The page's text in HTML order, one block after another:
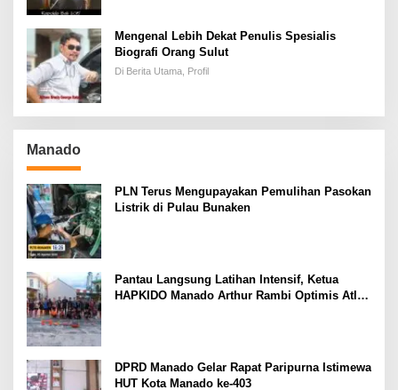
Mengenal Lebih Dekat Penulis Spesialis
Biografi Orang Sulut
Di Berita Utama, Profil
Manado
PLN Terus Mengupayakan Pemulihan Pasokan
Listrik di Pulau Bunaken
Pantau Langsung Latihan Intensif, Ketua
HAPKIDO Manado Arthur Rambi Optimis Atlet
DPRD Manado Gelar Rapat Paripurna Istimewa
HUT Kota Manado ke-403